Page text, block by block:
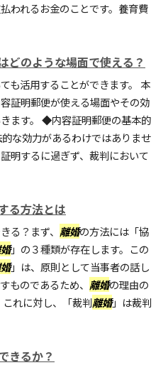
われるお金のことです。養育費
どのような場面で使える？
も活用することができます。 本
証明郵便が使える場面やその効
ます。 ◆内容証明郵便の基本的
な効力があるわけではありませ
明するに過ぎず、裁判において
る方法とは
る？まず、 離婚の方法には「協
」の３種類が存在します。この
」は、原則として当事者の話し
ものであるため、 離婚の理由の
れに対し、「裁判離婚」は裁判
きるか？